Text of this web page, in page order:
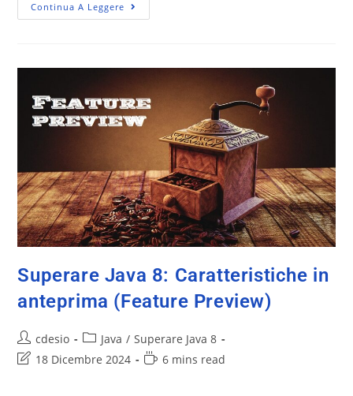
Continua A Leggere
Superare Java 8: Caratteristiche in
anteprima (Feature Preview)
cdesio Java / Superare Java 8
18 Dicembre 2024
6 mins read